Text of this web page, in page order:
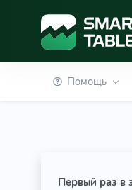
Помощь
Первый раз в